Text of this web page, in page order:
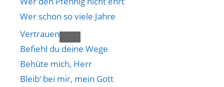
Wer schon so viele Jahre
Vertrauen
Befiehl du deine Wege
Behüte mich, Herr
Bleib‘ bei mir, mein Gott